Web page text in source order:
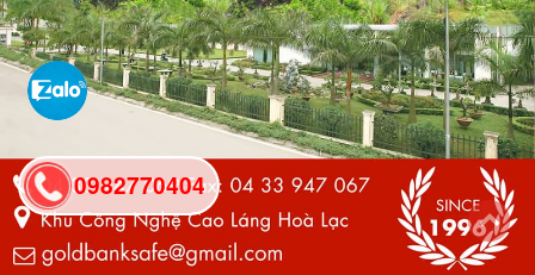
0982770404
back